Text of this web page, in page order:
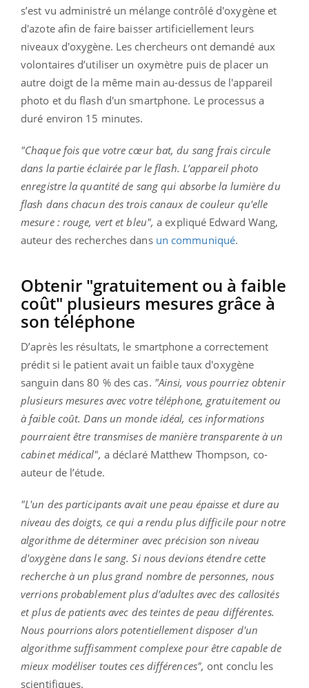
s’est vu administré un mélange contrôlé d'oxygène et
d'azote afin de faire baisser artificiellement leurs
niveaux d'oxygène. Les chercheurs ont demandé aux
volontaires d’utiliser un oxymètre puis de placer un
autre doigt de la même main au-dessus de l'appareil
photo et du flash d'un smartphone. Le processus a
duré environ 15 minutes.
"Chaque fois que votre cœur bat, du sang frais circule
dans la partie éclairée par le flash. L’appareil photo
enregistre la quantité de sang qui absorbe la lumière du
flash dans chacun des trois canaux de couleur qu'elle
mesure : rouge, vert et bleu", a expliqué Edward Wang,
auteur des recherches dans un communiqué.
Obtenir "gratuitement ou à faible
coût" plusieurs mesures grâce à
son téléphone
D’après les résultats, le smartphone a correctement
prédit si le patient avait un faible taux d'oxygène
sanguin dans 80 % des cas. "Ainsi, vous pourriez obtenir
plusieurs mesures avec votre téléphone, gratuitement ou
à faible coût. Dans un monde idéal, ces informations
pourraient être transmises de manière transparente à un
cabinet médical", a déclaré Matthew Thompson, co-
auteur de l’étude.
"L'un des participants avait une peau épaisse et dure au
niveau des doigts, ce qui a rendu plus difficile pour notre
algorithme de déterminer avec précision son niveau
d'oxygène dans le sang. Si nous devions étendre cette
recherche à un plus grand nombre de personnes, nous
verrions probablement plus d’adultes avec des callosités
et plus de patients avec des teintes de peau différentes.
Nous pourrions alors potentiellement disposer d'un
algorithme suffisamment complexe pour être capable de
mieux modéliser toutes ces différences", ont conclu les
scientifiques.